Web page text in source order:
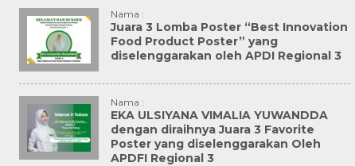
Nama :
Juara 3 Lomba Poster “Best Innovation
Food Product Poster” yang
diselenggarakan oleh APDI Regional 3
Nama :
EKA ULSIYANA VIMALIA YUWANDDA
dengan diraihnya Juara 3 Favorite
Poster yang diselenggarakan Oleh
APDFI Regional 3